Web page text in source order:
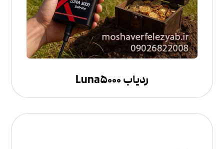
ردیاب Luna۵۰۰۰